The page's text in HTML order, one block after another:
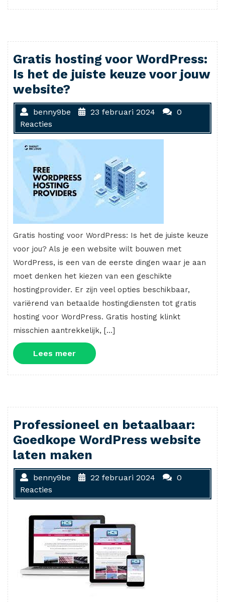
Gratis hosting voor WordPress:
Is het de juiste keuze voor jouw
website?
benny9be 23 februari 2024
0
Reacties
Gratis hosting voor WordPress: Is het de juiste keuze
voor jou? Als je een website wilt bouwen met
WordPress, is een van de eerste dingen waar je aan
moet denken het kiezen van een geschikte
hostingprovider. Er zijn veel opties beschikbaar,
variërend van betaalde hostingdiensten tot gratis
hosting voor WordPress. Gratis hosting klinkt
misschien aantrekkelijk, […]
Lees meerLees
meer
Professioneel en betaalbaar:
Goedkope WordPress website
laten maken
benny9be 22 februari 2024
0
Reacties